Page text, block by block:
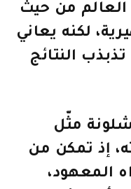
العالم من حيث
لكنه يعاني
النتائج
مثّل
إذ تمكن من
المعهود،